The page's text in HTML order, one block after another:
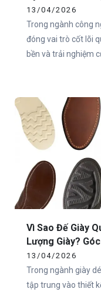
Nghiệp Tại Việt
13/04/2026
Trong ngành công
đóng vai trò cốt lõi
bền và trải nghiệm
trường. Chính vì
sản xuất đế giày
sống còn đối với
Vì Sao Đế Giày
Lượng Giày?
Xuất
13/04/2026
Trong ngành giày
tập trung vào thiết